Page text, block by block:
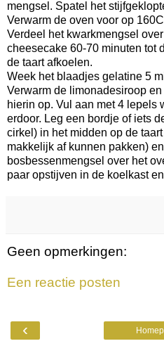
mengsel. Spatel het
Verwarm de oven voor op
Verdeel het kwarkmengsel
cheesecake 60-70 minuten tot
de taart afkoelen.
Week het blaadjes gelatine 5
Verwarm de limonadesiroop
hierin op. Vul aan met 4 lepels
erdoor. Leg een bordje of iets
cirkel) in het midden op de
makkelijk af kunnen pakken)
bosbessenmengsel over het
paar opstijven in de koelkast
Geen opmerkingen:
Een reactie posten
‹